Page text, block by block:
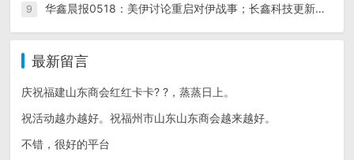
9 华鑫晨报0518：美伊讨论重启对伊战事；长鑫科技更新招股书；美股三大指数普跌，英伟达特斯拉跌超4%；原油上涨，金银铜下跌
最新留言
庆祝福建山东商会红红卡卡? ?，蒸蒸日上。
祝活动越办越好。祝福州市山东山东商会越来越好。
不错，很好的平台